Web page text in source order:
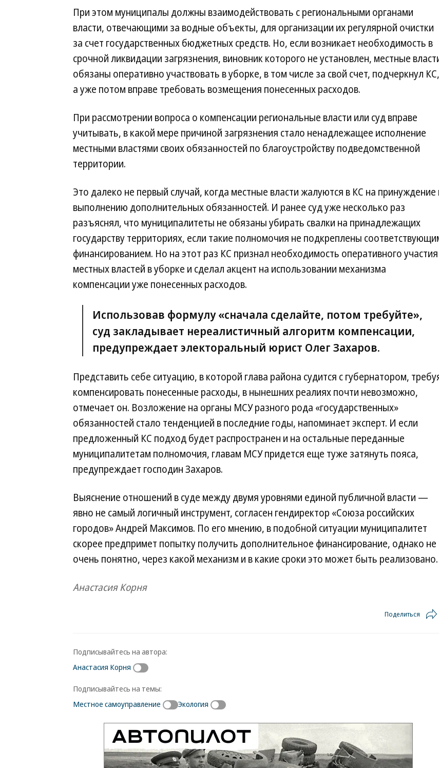
При этом муниципалы должны взаимодействовать с региональными органами
власти, отвечающими за водные объекты, для организации их регулярной очистки
за счет государственных бюджетных средств. Но, если возникает необходимость в
срочной ликвидации загрязнения, виновник которого не установлен, местные
обязаны оперативно участвовать в уборке, в том числе за свой счет, подчеркнул КС,
а уже потом вправе требовать возмещения понесенных расходов.
При рассмотрении вопроса о компенсации региональные власти или суд вправе
учитывать, в какой мере причиной загрязнения стало ненадлежащее исполнение
местными властями своих обязанностей по благоустройству подведомственной
территории.
Это далеко не первый случай, когда местные власти жалуются в КС на принуждение
выполнению дополнительных обязанностей. И ранее суд уже несколько раз
разъяснял, что муниципалитеты не обязаны убирать свалки на принадлежащих
государству территориях, если такие полномочия не подкреплены
финансированием. Но на этот раз КС признал необходимость оперативного участия
местных властей в уборке и сделал акцент на использовании механизма
компенсации уже понесенных расходов.
Использовав формулу «сначала сделайте, потом требуйте»,
суд закладывает нереалистичный алгоритм компенсации,
предупреждает электоральный юрист Олег Захаров.
Представить себе ситуацию, в которой глава района судится с губернатором,
компенсировать понесенные расходы, в нынешних реалиях почти невозможно,
отмечает он. Возложение на органы МСУ разного рода «государственных»
обязанностей стало тенденцией в последние годы, напоминает эксперт. И если
предложенный КС подход будет распространен и на остальные переданные
муниципалитетам полномочия, главам МСУ придется еще туже затянуть пояса,
предупреждает господин Захаров.
Выяснение отношений в суде между двумя уровнями единой публичной власти —
явно не самый логичный инструмент, согласен гендиректор «Союза российских
городов» Андрей Максимов. По его мнению, в подобной ситуации муниципалитет
скорее предпримет попытку получить дополнительное финансирование, однако не
очень понятно, через какой механизм и в какие сроки это может быть реализовано.
Анастасия Корня
Поделиться
Подписывайтесь на автора:
Анастасия Корня
Подписывайтесь на темы:
Местное самоуправление
Экология